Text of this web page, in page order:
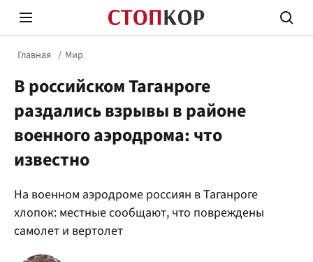
Стоп Политической Коррупции
Политика
Главная Мир
В российском Таганроге
раздались взрывы в районе
военного аэродрома: что
известно
На военном аэродроме россиян в Таганроге
хлопок: местные сообщают, что повреждены
самолет и вертолет